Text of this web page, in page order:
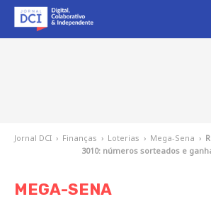
Jornal DCI › Finanças › Loterias › Mega-Sena ›
3010: números sorteados e
MEGA-SENA